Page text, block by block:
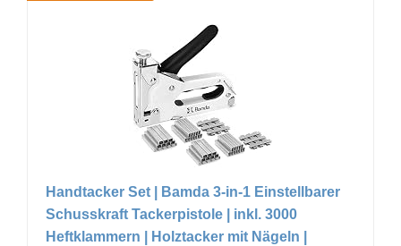
Handtacker Set | Bamda 3-in-1 Einstellbarer
Schusskraft Tackerpistole | inkl. 3000
Heftklammern | Holztacker mit Nägeln |